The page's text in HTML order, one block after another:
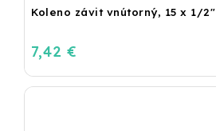
Koleno závit vnútorný, 15 x 1/2"
7,42 €